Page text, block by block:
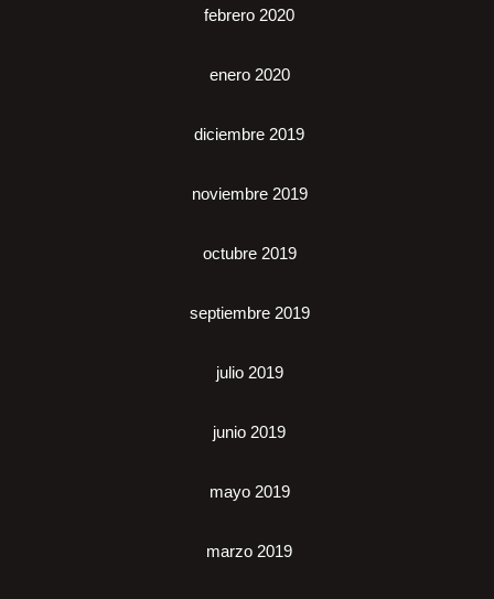
febrero 2020
enero 2020
diciembre 2019
noviembre 2019
octubre 2019
septiembre 2019
julio 2019
junio 2019
mayo 2019
marzo 2019